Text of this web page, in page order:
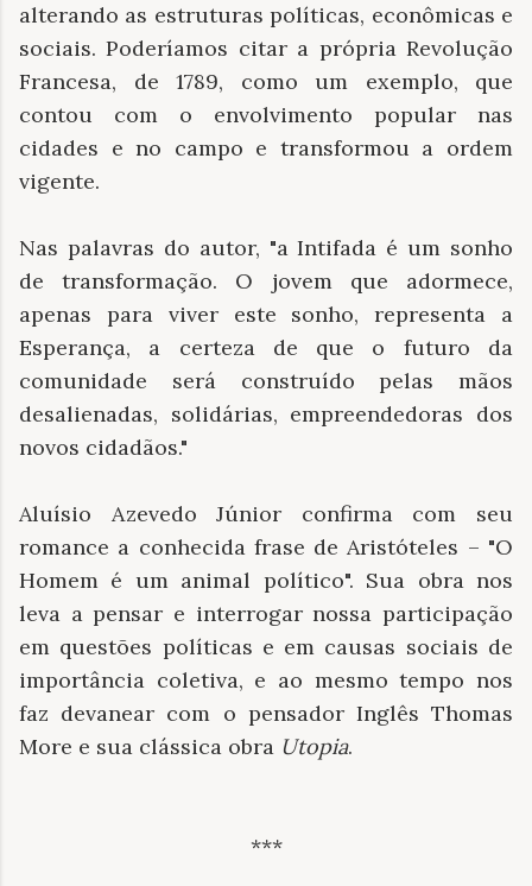
alterando as estruturas políticas, econômicas e
sociais. Poderíamos citar a própria Revolução
Francesa, de 1789, como um exemplo, que
contou com o envolvimento popular nas
cidades e no campo e transformou a ordem
vigente.
Nas palavras do autor, "a Intifada é um sonho
de transformação. O jovem que adormece,
apenas para viver este sonho, representa a
Esperança, a certeza de que o futuro da
comunidade será construído pelas mãos
desalienadas, solidárias, empreendedoras dos
novos cidadãos."
Aluísio Azevedo Júnior confirma com seu
romance a conhecida frase de Aristóteles – "O
Homem é um animal político". Sua obra nos
leva a pensar e interrogar nossa participação
em questões políticas e em causas sociais de
importância coletiva, e ao mesmo tempo nos
faz devanear com o pensador Inglês Thomas
More e sua clássica obra Utopia.
***